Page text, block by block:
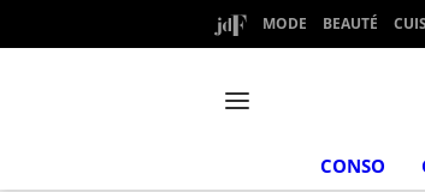
MODE BEAUTÉ
CONSO